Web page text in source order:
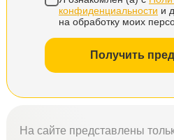
На сайте представлены
конфиденциальности и
на обработку моих
Получить